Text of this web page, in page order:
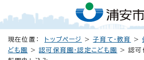
現在位置： トップページ >子育て・教育 >
ども園
>認可保育園・認定こども園
> 認可